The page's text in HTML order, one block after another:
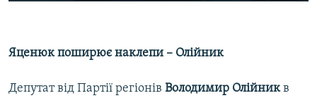
Яценюк поширює наклепи – Олійник
Депутат від Партії регіонів Володимир Олійникв